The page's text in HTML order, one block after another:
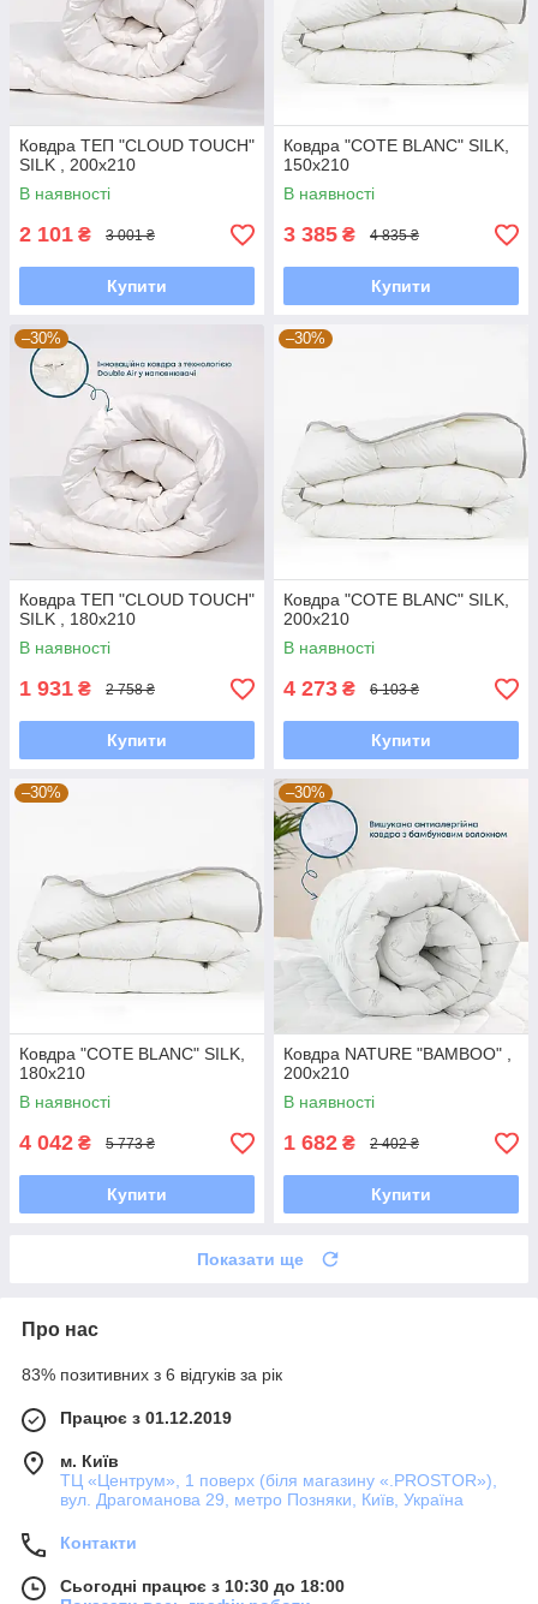
Ковдра ТЕП "CLOUD TOUCH"
SILK , 200x210
В наявності
2 101 ₴ 3 001 ₴
Купити
Ковдра "COTE BLANC" SILK,
150x210
В наявності
3 385 ₴ 4 835 ₴
Купити
–30%
Ковдра ТЕП "CLOUD TOUCH"
SILK , 180x210
В наявності
1 931 ₴ 2 758 ₴
Купити
–30%
Ковдра "COTE BLANC" SILK,
200x210
В наявності
4 273 ₴ 6 103 ₴
Купити
–30%
Ковдра "COTE BLANC" SILK,
180x210
В наявності
4 042 ₴ 5 773 ₴
Купити
–30%
Ковдра NATURE "BAMBOO" ,
200x210
В наявності
1 682 ₴ 2 402 ₴
Купити
Показати ще
Про нас
83% позитивних з 6 відгуків за рік
Працює з 01.12.2019
м. Київ
ТЦ «Центрум», 1 поверх (біля магазину «.PROSTOR»),
вул. Драгоманова 29, метро Позняки, Київ, Україна
Контакти
Сьогодні працює з 10:30 до 18:00